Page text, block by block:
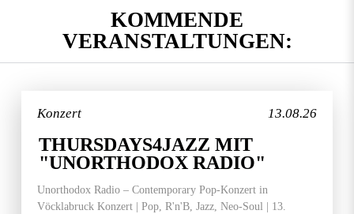
KOMMENDE
VERANSTALTUNGEN:
13.08.26
Konzert
THURSDAYS4JAZZ MIT
"UNORTHODOX RADIO"
Unorthodox Radio – Contemporary Pop-Konzert in
Vöcklabruck Konzert | Pop, R'n'B, Jazz, Neo-Soul | 13.